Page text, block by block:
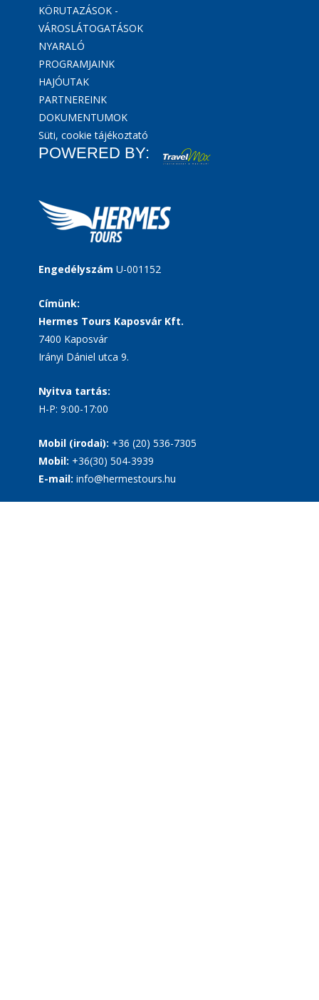
KÖRUTAZÁSOK -
VÁROSLÁTOGATÁSOK
NYARALÓ
PROGRAMJAINK
HAJÓUTAK
PARTNEREINK
DOKUMENTUMOK
Süti, cookie tájékoztató
POWERED BY:
Engedélyszám U-001152
Címünk:
Hermes Tours Kaposvár Kft.
7400 Kaposvár
Irányi Dániel utca 9.
Nyitva tartás:
H-P: 9:00-17:00
Mobil (irodai): +36 (20) 536-7305
Mobil: +36(30) 504-3939
E-mail: info@hermestours.hu